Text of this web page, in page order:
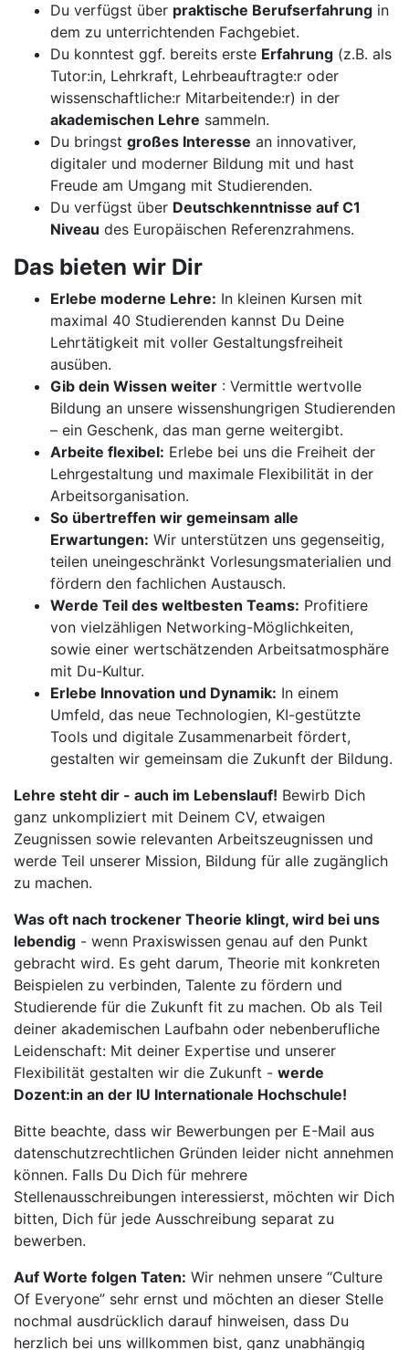
Du verfügst über praktische Berufserfahrung in
dem zu unterrichtenden Fachgebiet.
Du konntest ggf. bereits erste Erfahrung (z.B. als
Tutor:in, Lehrkraft, Lehrbeauftragte:r oder
wissenschaftliche:r Mitarbeitende:r) in der
akademischen Lehre sammeln.
Du bringst großes Interesse an innovativer,
digitaler und moderner Bildung mit und hast
Freude am Umgang mit Studierenden.
Du verfügst über Deutschkenntnisse auf C1
Niveau des Europäischen Referenzrahmens.
Das bieten wir Dir
Erlebe moderne Lehre: In kleinen Kursen mit
maximal 40 Studierenden kannst Du Deine
Lehrtätigkeit mit voller Gestaltungsfreiheit
ausüben.
Gib dein Wissen weiter : Vermittle wertvolle
Bildung an unsere wissenshungrigen Studierenden
– ein Geschenk, das man gerne weitergibt.
Arbeite flexibel: Erlebe bei uns die Freiheit der
Lehrgestaltung und maximale Flexibilität in der
Arbeitsorganisation.
So übertreffen wir gemeinsam alle
Erwartungen: Wir unterstützen uns gegenseitig,
teilen uneingeschränkt Vorlesungsmaterialien und
fördern den fachlichen Austausch.
Werde Teil des weltbesten Teams: Profitiere
von vielzähligen Networking-Möglichkeiten,
sowie einer wertschätzenden Arbeitsatmosphäre
mit Du-Kultur.
Erlebe Innovation und Dynamik: In einem
Umfeld, das neue Technologien, KI-gestützte
Tools und digitale Zusammenarbeit fördert,
gestalten wir gemeinsam die Zukunft der Bildung.
Lehre steht dir - auch im Lebenslauf! Bewirb Dich
ganz unkompliziert mit Deinem CV, etwaigen
Zeugnissen sowie relevanten Arbeitszeugnissen und
werde Teil unserer Mission, Bildung für alle zugänglich
zu machen.
Was oft nach trockener Theorie klingt, wird bei uns
lebendig - wenn Praxiswissen genau auf den Punkt
gebracht wird. Es geht darum, Theorie mit konkreten
Beispielen zu verbinden, Talente zu fördern und
Studierende für die Zukunft fit zu machen. Ob als Teil
deiner akademischen Laufbahn oder nebenberufliche
Leidenschaft: Mit deiner Expertise und unserer
Flexibilität gestalten wir die Zukunft - werde
Dozent:in an der IU Internationale Hochschule!
Bitte beachte, dass wir Bewerbungen per E-Mail aus
datenschutzrechtlichen Gründen leider nicht annehmen
können. Falls Du Dich für mehrere
Stellenausschreibungen interessierst, möchten wir Dich
bitten, Dich für jede Ausschreibung separat zu
bewerben.
Auf Worte folgen Taten: Wir nehmen unsere “Culture
Of Everyone” sehr ernst und möchten an dieser Stelle
nochmal ausdrücklich darauf hinweisen, dass Du
herzlich bei uns willkommen bist, ganz unabhängig